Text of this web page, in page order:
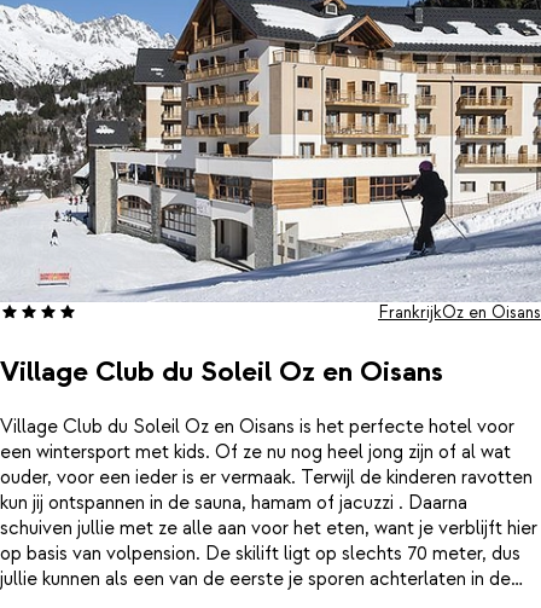
Village Club du Soleil Oz en Oisans
FrankrijkOz en Oisans
Village Club du Soleil Oz en Oisans is het perfecte hotel voor
een wintersport met kids. Of ze nu nog heel jong zijn of al wat
ouder, voor een ieder is er vermaak. Terwijl de kinderen ravotten
kun jij ontspannen in de sauna, hamam of jacuzzi . Daarna
schuiven jullie met ze alle aan voor het eten, want je verblijft hier
op basis van volpension. De skilift ligt op slechts 70 meter, dus
jullie kunnen als een van de eerste je sporen achterlaten in de